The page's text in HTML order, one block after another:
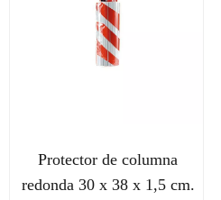
Protector de columna
redonda 30 x 38 x 1,5 cm.